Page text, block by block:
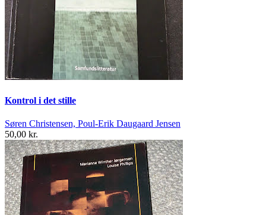
Kontrol i det stille
Søren Christensen, Poul-Erik Daugaard Jensen
50,00 kr.